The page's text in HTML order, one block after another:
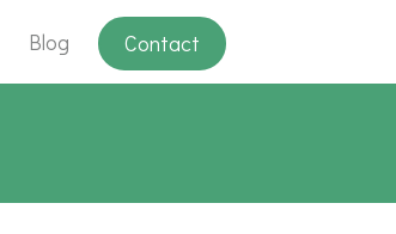
Blog Contact